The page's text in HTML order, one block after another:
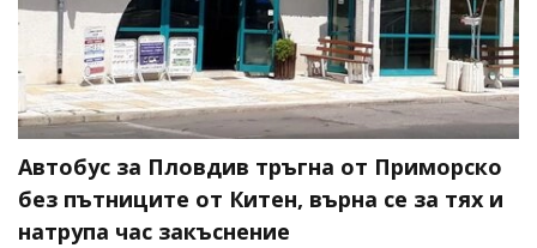
Автобус за Пловдив тръгна от Приморско
без пътниците от Китен, върна се за тях и
натрупа час закъснение